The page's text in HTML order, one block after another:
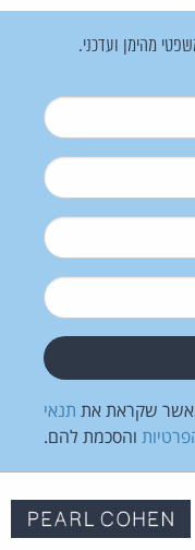
מהימן ועדכני.
שקראת את תנאי
והסכמת להם.